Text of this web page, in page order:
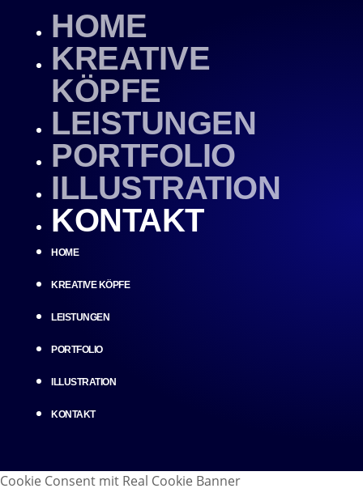
HOME
KREATIVE
KÖPFE
LEISTUNGEN
PORTFOLIO
ILLUSTRATION
KONTAKT
HOME
KREATIVE KÖPFE
LEISTUNGEN
PORTFOLIO
ILLUSTRATION
KONTAKT
Cookie Consent mit Real Cookie Banner